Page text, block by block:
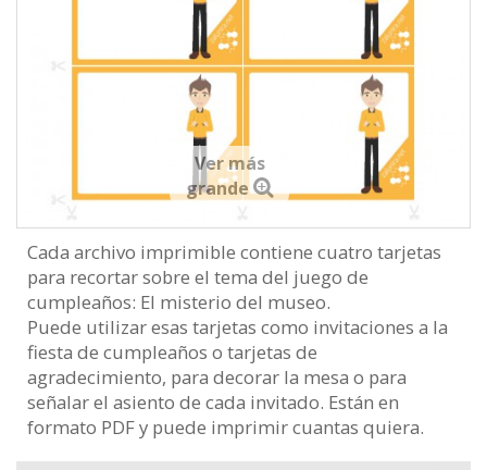
Ver más
grande
Cada archivo imprimible contiene cuatro tarjetas
para recortar sobre el tema del juego de
cumpleaños: El misterio del museo.
Puede utilizar esas tarjetas como invitaciones a la
fiesta de cumpleaños o tarjetas de
agradecimiento, para decorar la mesa o para
señalar el asiento de cada invitado. Están en
formato PDF y puede imprimir cuantas quiera.